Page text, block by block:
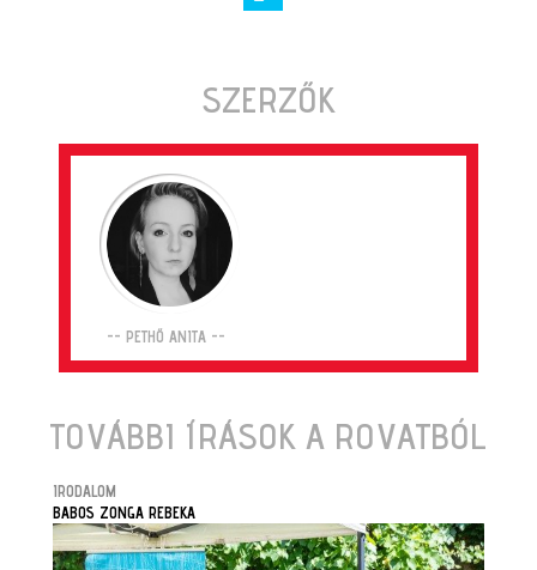
SZERZŐK
-- PETHŐ ANITA --
TOVÁBBI ÍRÁSOK A ROVATBÓL
IRODALOM
BABOS ZONGA REBEKA